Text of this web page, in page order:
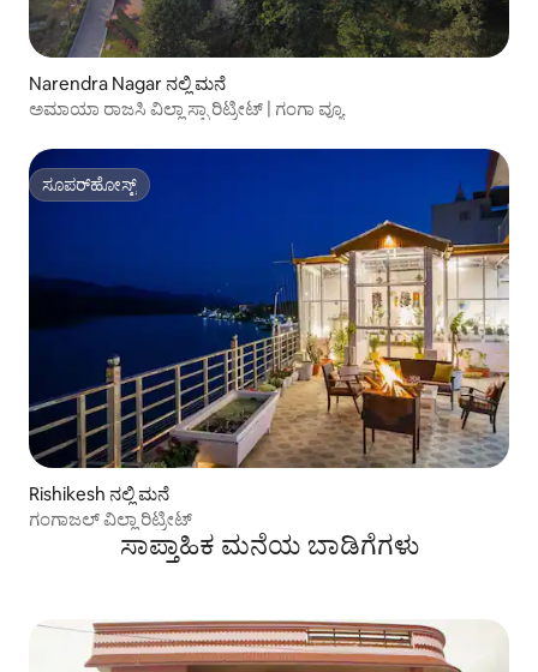
Narendra Nagar ನಲ್ಲಿ ಮನೆ
ಅಮಾಯಾ ರಾಜಸಿ ವಿಲ್ಲಾ ಸ್ಪಾ ರಿಟ್ರೀಟ್ | ಗಂಗಾ ವ್ಯೂ
ಸೂಪರ್‌ಹೋಸ್ಟ್
ಸೂಪರ್‌ಹೋಸ್ಟ್
Rishikesh ನಲ್ಲಿ ಮನೆ
ಗಂಗಾಜಲ್ ವಿಲ್ಲಾ ರಿಟ್ರೀಟ್
ಸಾಪ್ತಾಹಿಕ ಮನೆಯ ಬಾಡಿಗೆಗಳು